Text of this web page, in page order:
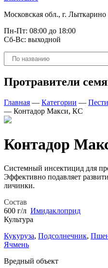
Московская обл., г. Лыткарино
Пн-Пт: 08:00 до 18:00
Сб-Вс: выходной
Поиск
товаров
Протравители
Главная — Категории —
— Контадор Макси, КС
Контадор
Cистемный инсектицид для
Эффективно подавляет
личинки.
Состав
600 г/л Имидаклоприд
Культура
Кукуруза, Подсолнечник,
Ячмень
Вредный объект